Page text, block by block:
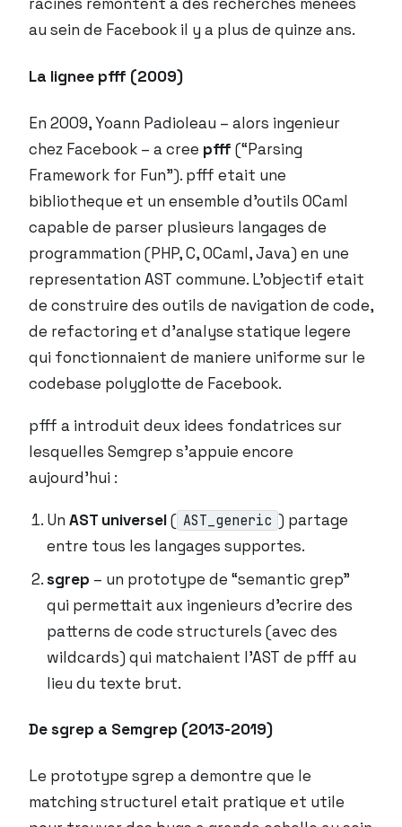
racines remontent a des recherches menees
au sein de Facebook il y a plus de quinze ans.
La lignee pfff (2009)
En 2009, Yoann Padioleau – alors ingenieur
chez Facebook – a cree pfff (“Parsing
Framework for Fun”). pfff etait une
bibliotheque et un ensemble d’outils OCaml
capable de parser plusieurs langages de
programmation (PHP, C, OCaml, Java) en une
representation AST commune. L’objectif etait
de construire des outils de navigation de code,
de refactoring et d’analyse statique legere
qui fonctionnaient de maniere uniforme sur le
codebase polyglotte de Facebook.
pfff a introduit deux idees fondatrices sur
lesquelles Semgrep s’appuie encore
aujourd’hui :
Un AST universel( AST_generic ) partage
entre tous les langages supportes.
sgrep – un prototype de “semantic grep”
qui permettait aux ingenieurs d’ecrire des
patterns de code structurels (avec des
wildcards) qui matchaient l’AST de pfff au
lieu du texte brut.
De sgrep a Semgrep (2013-2019)
Le prototype sgrep a demontre que le
matching structurel etait pratique et utile